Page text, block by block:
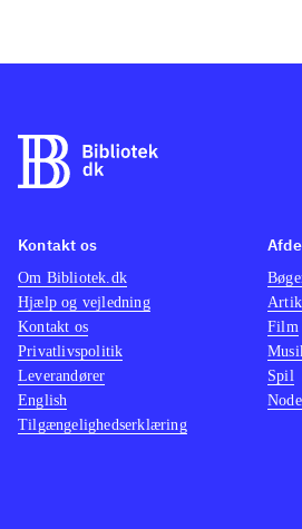
Kontakt os
Om Bibliotek.dk
Hjælp og vejledning
Kontakt os
Privatlivspolitik
Leverandører
English
Tilgængelighedserklæring
Film
Spil